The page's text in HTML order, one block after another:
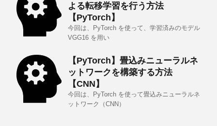
よる転移学習を行う方法
【PyTorch】
今回は、PyTorch を使って、学習済みのモデル
VGG16 を用い
【PyTorch】畳込みニューラルネ
ットワークを構築する方法
【CNN】
今回は、PyTorch を使って畳込みニューラルネ
ットワーク（CNN）